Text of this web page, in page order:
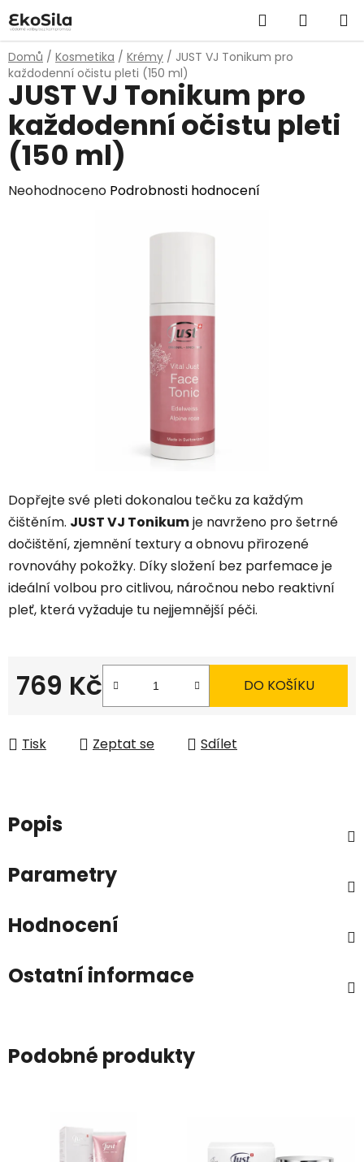
na
obsah
Hledat
KOŠÍK
Domů / Kosmetika / Krémy / JUST VJ Tonikum pro
každodenní očistu pleti (150 ml)
Dopřejte své pleti dokonalou tečku za každým
čištěním. JUST VJ Tonikumje navrženo pro šetrné
dočištění, zjemnění textury a obnovu přirozené
rovnováhy pokožky. Díky složení bez parfemace je
ideální volbou pro citlivou, náročnou nebo reaktivní
pleť, která vyžaduje tu nejjemnější péči.
769 Kč DO KOŠÍKU
Tisk Zeptat se Sdílet
JUST VJ Tonikum pro
každodenní očistu pleti
(150 ml)
Průměrné
Neohodnoceno Podrobnosti hodnocení
Popis
Parametry
Hodnocení
Ostatní informace
Podobné produkty